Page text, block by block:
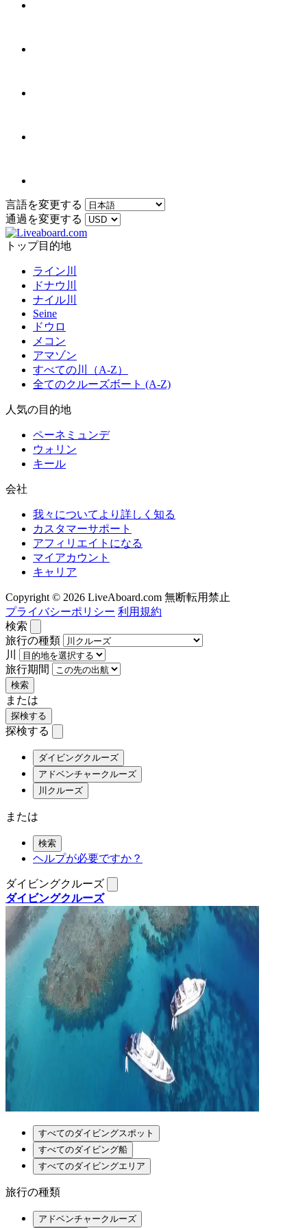
言語を変更する
通過を変更する
トップ目的地
ライン川
ドナウ川
ナイル川
Seine
ドウロ
メコン
アマゾン
すべての川（A-Z）
全てのクルーズボート (A-Z)
人気の目的地
ペーネミュンデ
ウォリン
キール
会社
我々についてより詳しく知る
カスタマーサポート
アフィリエイトになる
マイアカウント
キャリア
Copyright © 2026 LiveAboard.com 無断転用禁止
プライバシーポリシー 利用規約
検索
旅行の種類
川
旅行期間
検索
または
探検する
探検する
ダイビングクルーズ
アドベンチャークルーズ
川クルーズ
または
検索
ヘルプが必要ですか？
ダイビングクルーズ
ダイビングクルーズ
すべてのダイビングスポット
すべてのダイビング船
すべてのダイビングエリア
旅行の種類
アドベンチャークルーズ